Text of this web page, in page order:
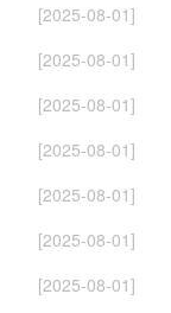
[2025-08-01]
[2025-08-01]
[2025-08-01]
[2025-08-01]
[2025-08-01]
[2025-08-01]
[2025-08-01]